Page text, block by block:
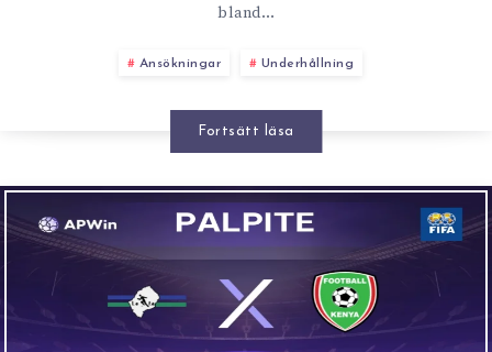
bland…
Ansökningar Underhållning
Fortsätt läsa